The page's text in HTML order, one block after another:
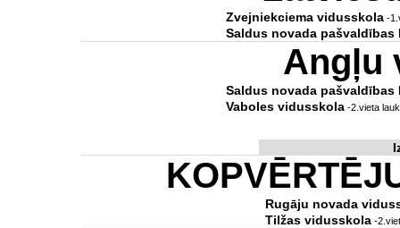
Zvejniekciema vidusskola -
Saldus novada pašvaldības
Angļu
Saldus novada pašvaldības
Vaboles vidusskola -2.vieta
Rugāju novada
Tilžas vidusskola-